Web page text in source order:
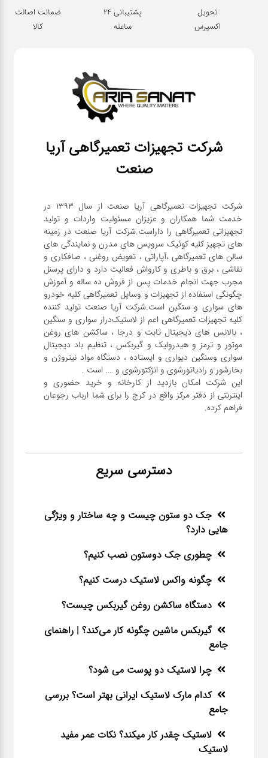
تحویل
اکسپرس
پشتیبانی 24
ساعته
ضمانت اصالت
کالا
شرکت تجهیزات تعمیرگاهی آریا
صنعت
شرکت تجهیزات تعمیرگاهی آریا صنعت از سال ۱۳۹۳ در
خدمت شما همکاران و عزیزان مسئولیت واردات و تولید
تجهیزاتی تعمیرگاهی را داراست.شرکت آریا صنعت در زمینه
های تجهیز کلیه کوئیک سرویس های مدرن و نمایندگی های
سالن های تعمیرگاهی ،آپاراتی ، تعویض روغنی ، صافکاری و
نقاشی ، برق و باطری و کارواش فعالیت دارد و دارای پرسنل
مجرب جهت انجام خدمات پس از فروش ده ساله و آموزش
چگونگی استفاده از تجهیزات و وسایل تعمیرگاهی کلیه خودرو
های سواری و سنگین است.شرکت آریا صنعت تولید کننده
کلیه تجهیزات تعمیرگاهی اعم از لاستیک‌درار سواری و ‌سنگین
، بالانس های دیجیتال ثابت و درجا ، ساکشن های روغن
موتور و ترمز و هیدرولیک و گیربکس ، تنظیم باد دیجیتال
سواری و‌سنگین دیواری و ایستاده ، دستگاه مواد نیتروژن و
این شرکت امکان بازدید از کارخانه و خرید حضوری و
اینترنتی از دفتر مرکز واقع در کرج را برای شما ارباب رجوعان
فراهم کرده.
دسترسی سریع
جک دو ستون چیست و چه ساختار و ویژگی
هایی دارد؟
چطوری جک دوستون نصب کنیم؟
چگونه واکس لاستیک درست کنیم؟
دستگاه ساکشن روغن گیربکس چیست؟
گیربکس ماشین چگونه کار می‌کند؟ | راهنمای
جامع
چرا لاستیک دو پوست می شود؟
کدام مارک لاستیک ایرانی بهتر است؟ بررسی
جامع
لاستیک چقدر کار میکند؟ نکات عمر مفید
لاستیک